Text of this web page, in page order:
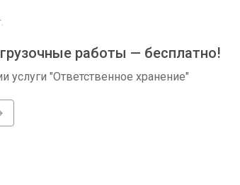
работы — бесплатно!
услуги "Ответственное хранение"